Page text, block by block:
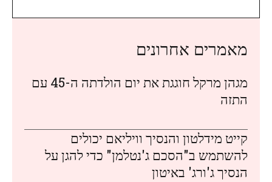
מאמרים אחרונים
מגהן מרקל חוגגת את יום הולדתה ה-45 עם
התזה
קייט מידלטון והנסיך וויליאם יכולים
להשתמש ב"הסכם ג'נטלמן" כדי להגן על
הנסיך ג'ורג' באיטון